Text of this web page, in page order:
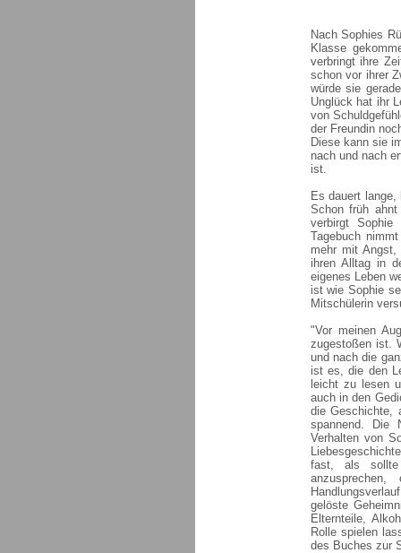
Nach Sophies
Klasse
verbringt ihre
schon vor ihrer
würde sie
Unglück hat ihr
von
der Freundin
Diese kann sie
nach und nach
ist.
Es dauert
Schon früh
verbirgt
Tagebuch
mehr mit
ihren Alltag in
eigenes Leben
ist wie Sophie
Mitschülerin
"Vor meinen
zugestoßen ist.
und nach die
ist es, die den
leicht zu lesen
auch in den
die Geschichte,
spannend. Die
Verhalten von
fast, als sollte
gelöste
Elternteile,
Rolle spielen
des Buches zur